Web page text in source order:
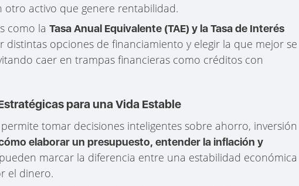
activo que genere rentabilidad.
como laTasa Anual Equivalente (TAE) y la Tasa de Interés
distintas opciones de financiamiento y elegir la que mejor se
caer en trampas financieras como créditos con
para una Vida Estable
tomar decisiones inteligentes sobre ahorro, inversión
elaborar un presupuesto, entender la inflación y
pueden marcar la diferencia entre una estabilidad económica
el dinero.